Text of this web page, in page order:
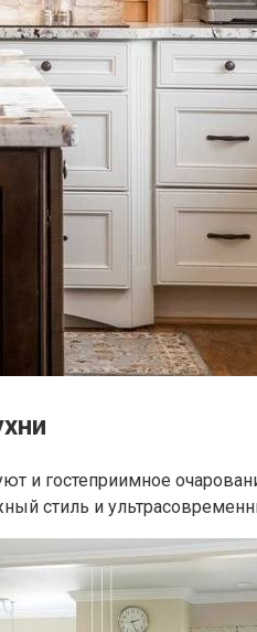
и гостеприимное
стиль и